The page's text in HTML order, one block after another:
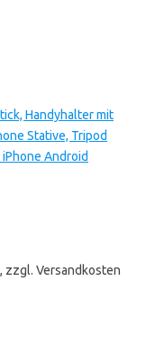
Handyhalter mit
Stative, Tripod
Android
zzgl. Versandkosten